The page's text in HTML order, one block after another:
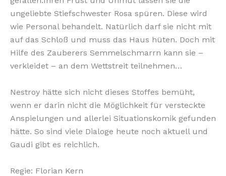
ungeliebte Stiefschwester Rosa spüren. Diese wird
wie Personal behandelt. Natürlich darf sie nicht mit
auf das Schloß und muss das Haus hüten. Doch mit
Hilfe des Zauberers Semmelschmarrn kann sie –
verkleidet – an dem Wettstreit teilnehmen…
Nestroy hätte sich nicht dieses Stoffes bemüht,
wenn er darin nicht die Möglichkeit für versteckte
Anspielungen und allerlei Situationskomik gefunden
hätte. So sind viele Dialoge heute noch aktuell und
Gaudi gibt es reichlich.
Regie: Florian Kern